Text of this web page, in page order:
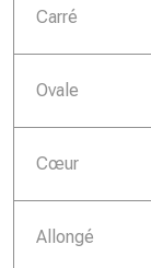
Carré
Ovale
Cœur
Allongé